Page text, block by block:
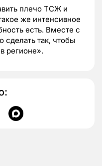
плечо ТСЖ и
же интенсивное
есть. Вместе с
сделать так, чтобы
регионе».